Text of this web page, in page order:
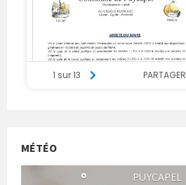
MÉTÉO
PUYCAPEL
°